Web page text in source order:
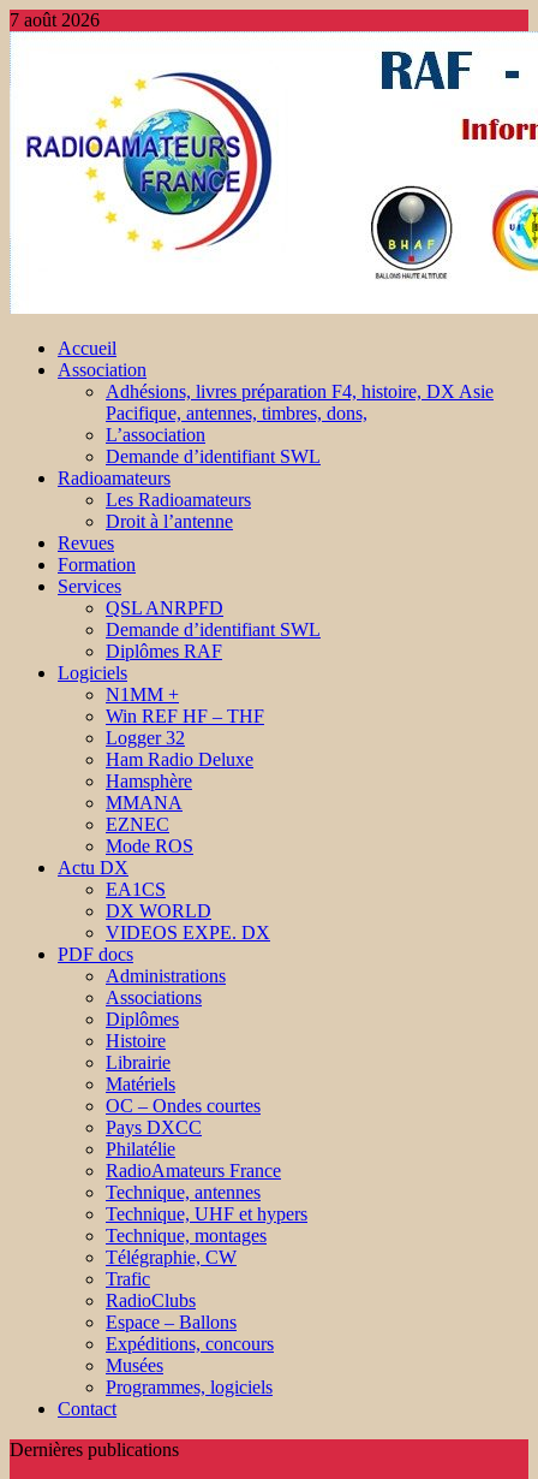
7 août 2026
Accueil
Association
Adhésions, livres préparation F4, histoire, DX Asie
Pacifique, antennes, timbres, dons,
L’association
Demande d’identifiant SWL
Radioamateurs
Les Radioamateurs
Droit à l’antenne
Revues
Formation
Services
QSL ANRPFD
Demande d’identifiant SWL
Diplômes RAF
Logiciels
N1MM +
Win REF HF – THF
Logger 32
Ham Radio Deluxe
Hamsphère
MMANA
EZNEC
Mode ROS
Actu DX
EA1CS
DX WORLD
VIDEOS EXPE. DX
PDF docs
Administrations
Associations
Diplômes
Histoire
Librairie
Matériels
OC – Ondes courtes
Pays DXCC
Philatélie
RadioAmateurs France
Technique, antennes
Technique, UHF et hypers
Technique, montages
Télégraphie, CW
Trafic
RadioClubs
Espace – Ballons
Expéditions, concours
Musées
Programmes, logiciels
Contact
Dernières publications